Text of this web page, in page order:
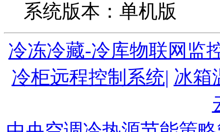
系统版本：单机版
冷冻冷藏-冷库物联网监
冷柜远程控制系统| 冰箱